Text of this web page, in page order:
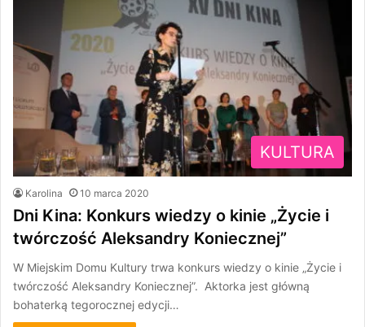
KULTURA
Karolina 10 marca 2020
Dni Kina: Konkurs wiedzy o kinie „Życie i
twórczość Aleksandry Koniecznej”
W Miejskim Domu Kultury trwa konkurs wiedzy o kinie „Życie i
twórczość Aleksandry Koniecznej”. Aktorka jest główną
bohaterką tegorocznej edycji…